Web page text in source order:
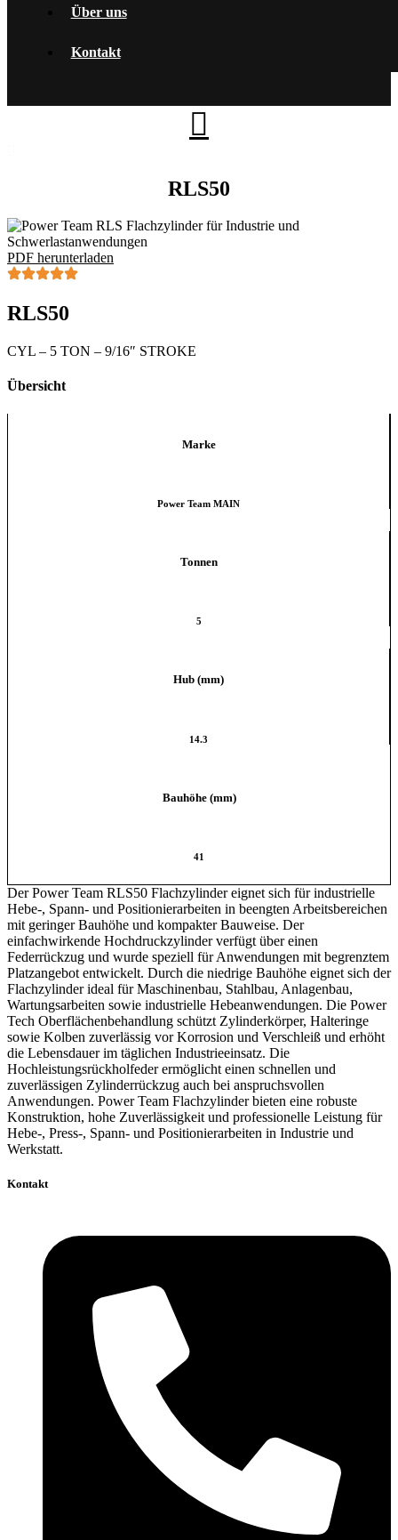
Über uns
Kontakt
RLS50
PDF herunterladen
RLS50
CYL – 5 TON – 9/16″ STROKE
Übersicht
Marke
Power Team MAIN
Tonnen
5
Hub (mm)
14.3
Bauhöhe (mm)
41
Der Power Team RLS50 Flachzylinder eignet sich für industrielle
Hebe-, Spann- und Positionierarbeiten in beengten Arbeitsbereichen
mit geringer Bauhöhe und kompakter Bauweise. Der
einfachwirkende Hochdruckzylinder verfügt über einen
Federrückzug und wurde speziell für Anwendungen mit begrenztem
Platzangebot entwickelt. Durch die niedrige Bauhöhe eignet sich der
Flachzylinder ideal für Maschinenbau, Stahlbau, Anlagenbau,
Wartungsarbeiten sowie industrielle Hebeanwendungen. Die Power
Tech Oberflächenbehandlung schützt Zylinderkörper, Halteringe
sowie Kolben zuverlässig vor Korrosion und Verschleiß und erhöht
die Lebensdauer im täglichen Industrieeinsatz. Die
Hochleistungsrückholfeder ermöglicht einen schnellen und
zuverlässigen Zylinderrückzug auch bei anspruchsvollen
Anwendungen. Power Team Flachzylinder bieten eine robuste
Konstruktion, hohe Zuverlässigkeit und professionelle Leistung für
Hebe-, Press-, Spann- und Positionierarbeiten in Industrie und
Werkstatt.
Kontakt